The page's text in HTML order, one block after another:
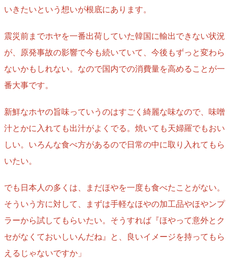
いきたいという想いが根底にあります。
震災前までホヤを一番出荷していた韓国に輸出できない状況
が、原発事故の影響で今も続いていて、今後もずっと変わら
ないかもしれない。なので国内での消費量を高めることが一
番大事です。
新鮮なホヤの旨味っていうのはすごく綺麗な味なので、味噌
汁とかに入れても出汁がよくでる。焼いても天婦羅でもおい
しい。いろんな食べ方があるので日常の中に取り入れてもら
いたい。
でも日本人の多くは、まだほやを一度も食べたことがない。
そういう方に対して、まずは手軽なほやの加工品やほやンプ
ラーから試してもらいたい。そうすれば『ほやって意外とク
セがなくておいしいんだね』と、良いイメージを持ってもら
えるじゃないですか」